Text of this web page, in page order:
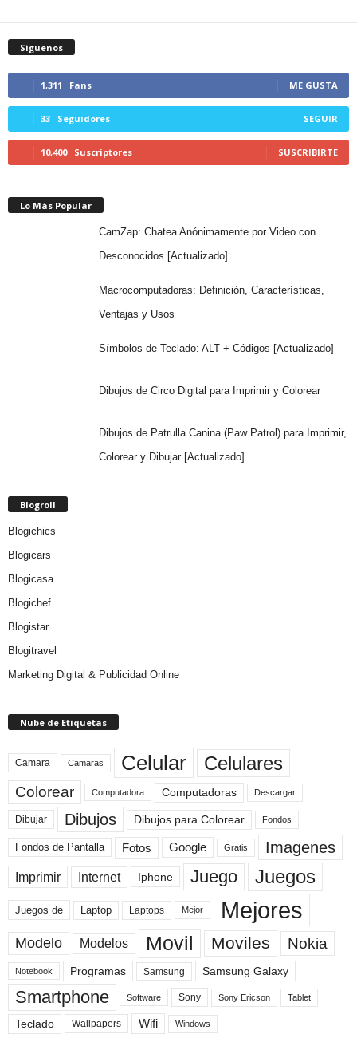
Síguenos
1,311 Fans ME GUSTA
33 Seguidores SEGUIR
10,400 Suscriptores SUSCRIBIRTE
Lo Más Popular
CamZap: Chatea Anónimamente por Video con
Desconocidos [Actualizado]
Macrocomputadoras: Definición, Características,
Ventajas y Usos
Símbolos de Teclado: ALT + Códigos [Actualizado]
Dibujos de Circo Digital para Imprimir y Colorear
Dibujos de Patrulla Canina (Paw Patrol) para Imprimir,
Colorear y Dibujar [Actualizado]
Blogroll
Blogichics
Blogicars
Blogicasa
Blogichef
Blogistar
Blogitravel
Marketing Digital & Publicidad Online
Nube de Etiquetas
Camara Camaras Celular Celulares
Colorear Computadora Computadoras Descargar
Dibujar Dibujos Dibujos para Colorear Fondos
Fondos de Pantalla Fotos Google Gratis Imagenes
Imprimir Internet Iphone Juego Juegos
Juegos de Laptop Laptops Mejor Mejores
Modelo Modelos Movil Moviles Nokia
Notebook Programas Samsung Samsung Galaxy
Smartphone Software Sony Sony Ericson Tablet
Teclado Wallpapers Wifi Windows